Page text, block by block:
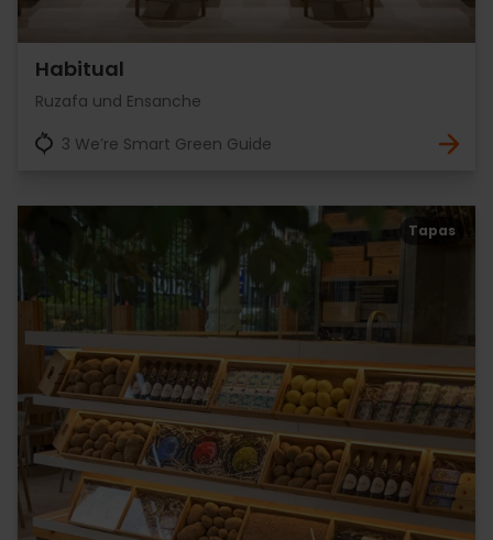
Habitual
Ruzafa und Ensanche
3 We’re Smart Green Guide
Tapas